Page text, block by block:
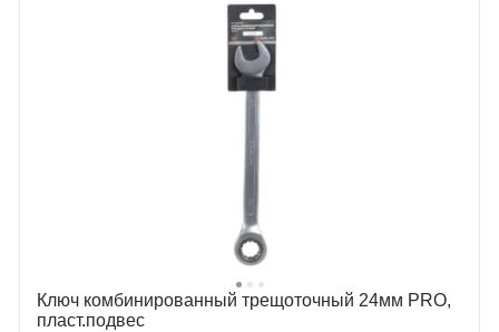
Ключ комбинированный трещоточный 24мм PRO,
пласт.подвес